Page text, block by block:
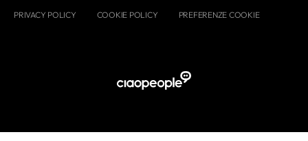
PRIVACY POLICY COOKIE POLICY PREFERENZE COOKIE